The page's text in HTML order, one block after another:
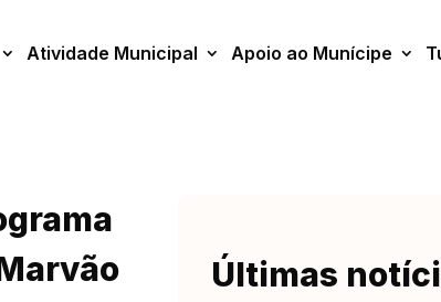
Atividade Municipal Apoio ao Munícipe
Últimas